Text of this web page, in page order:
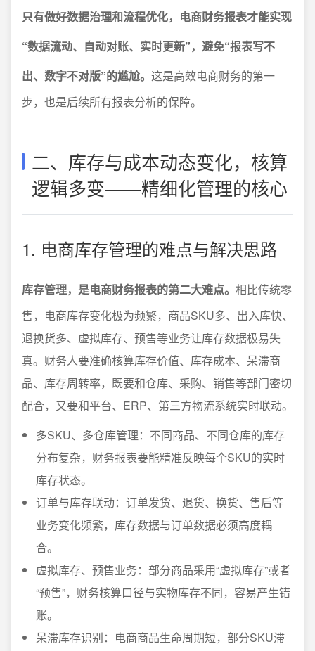
只有做好数据治理和流程优化，电商财务报表才能实现
“数据流动、自动对账、实时更新”，避免“报表写不
出、数字不对版”的尴尬。 这是高效电商财务的第一
步，也是后续所有报表分析的保障。
二、库存与成本动态变化，核算
逻辑多变——精细化管理的核心
1. 电商库存管理的难点与解决思路
库存管理，是电商财务报表的第二大难点。 相比传统零
售，电商库存变化极为频繁，商品SKU多、出入库快、
退换货多、虚拟库存、预售等业务让库存数据极易失
真。财务人要准确核算库存价值、库存成本、呆滞商
品、库存周转率，既要和仓库、采购、销售等部门密切
配合，又要和平台、ERP、第三方物流系统实时联动。
多SKU、多仓库管理：不同商品、不同仓库的库存
分布复杂，财务报表要能精准反映每个SKU的实时
库存状态。
订单与库存联动：订单发货、退货、换货、售后等
业务变化频繁，库存数据与订单数据必须高度耦
合。
虚拟库存、预售业务：部分商品采用“虚拟库存”或者
“预售”，财务核算口径与实物库存不同，容易产生错
账。
呆滞库存识别：电商商品生命周期短，部分SKU滞